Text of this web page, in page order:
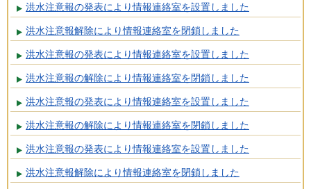
洪水注意報の発表により情報連絡室を設置しました
洪水注意報解除により情報連絡室を閉鎖しました
洪水注意報の発表により情報連絡室を設置しました
洪水注意報の解除により情報連絡室を閉鎖しました
洪水注意報の発表により情報連絡室を設置しました
洪水注意報の解除により情報連絡室を閉鎖しました
洪水注意報の発表により情報連絡室を設置しました
洪水注意報解除により情報連絡室を閉鎖しました